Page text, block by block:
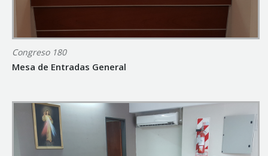
Congreso 180
Mesa de Entradas General